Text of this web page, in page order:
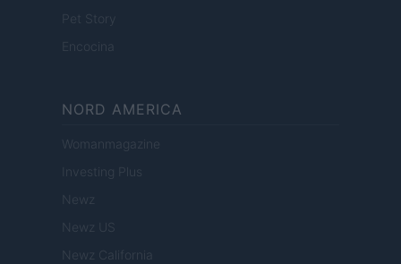
Pet Story
Encocina
NORD AMERICA
Womanmagazine
Investing Plus
Newz
Newz US
Newz California